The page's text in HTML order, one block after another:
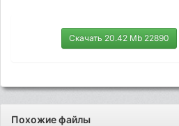
Скачать 20.42 Mb 22890
Похожие файлы